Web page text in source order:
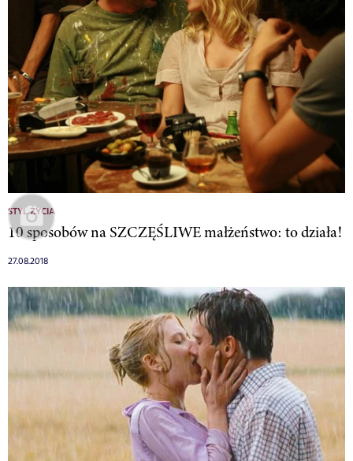
STYL ŻYCIA
10 sposobów na SZCZĘŚLIWE małżeństwo: to działa!
27.08.2018